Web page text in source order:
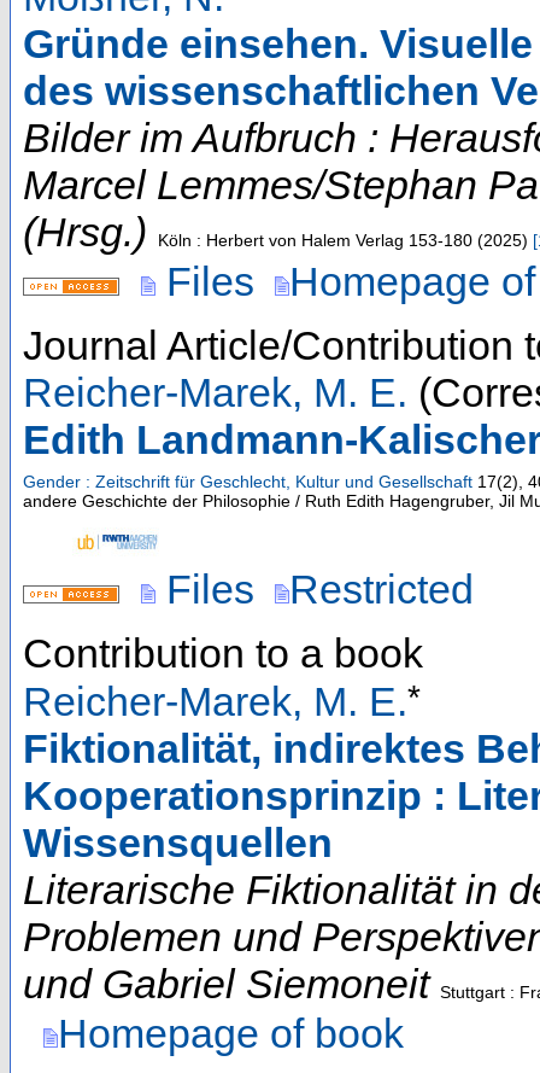
Gründe einsehen.
des wissenschaftlichen
Bilder im Aufbruch :
Marcel Lemmes/Stephan
(Hrsg.)
Köln : Herbert von Halem Verlag 153-180 (2025) [
Files
Homepage
Journal Article/Contribution
Reicher-Marek, M. E.
Edith Landmann-
Gender : Zeitschrift für Geschlecht, Kultur und Gesellschaft 17(2),
andere Geschichte der Philosophie / Ruth Edith Hagengruber, Jil
Files
Restricted
Contribution to a book
Reicher-Marek, M. E.*
Fiktionalität, indirektes
Kooperationsprinzip :
Wissensquellen
Literarische Fiktionalität in
Problemen und
und Gabriel Siemoneit Stuttgart :
Homepage of book